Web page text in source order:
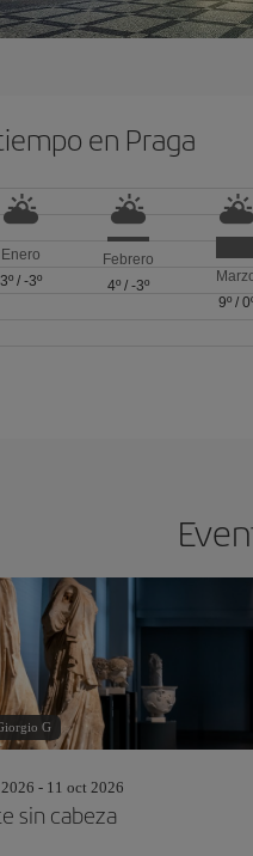
en Praga
Enero
3º/ -3º
Febrero
4º /-3º
9º/
G
- 11 oct 2026
sin cabeza